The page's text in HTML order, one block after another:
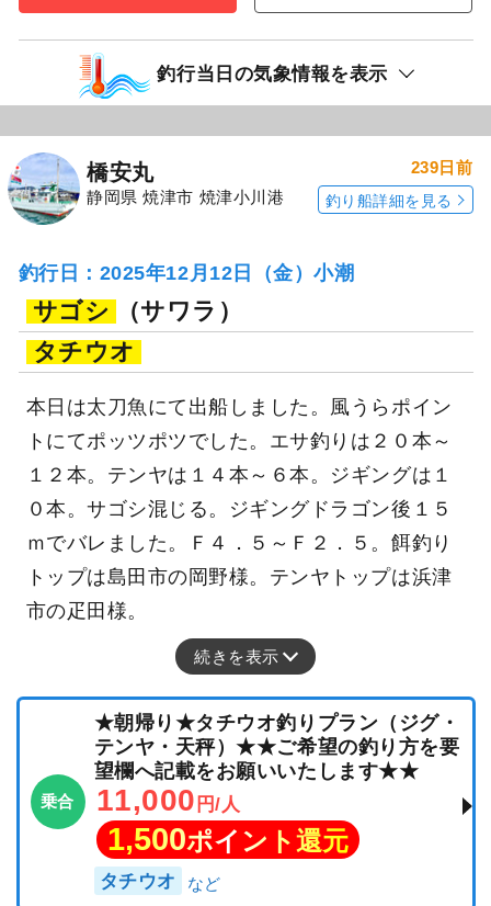
釣行当日の気象情報を表示
橋安丸
静岡県 焼津市 焼津小川港
239日前
釣り船詳細を見る
釣行日：2025年12月12日（金）小潮
サゴシ
（サワラ）
タチウオ
本日は太刀魚にて出船しました。風うらポイン
トにてポッツポツでした。エサ釣りは２０本～
１２本。テンヤは１４本～６本。ジギングは１
０本。サゴシ混じる。ジギングドラゴン後１５
ｍでバレました。Ｆ４．５～Ｆ２．５。餌釣り
トップは島田市の岡野様。テンヤトップは浜津
市の疋田様。
続きを表示
乗合
★朝帰り★タチウオ釣りプラン（ジグ・
テンヤ・天秤）★★ご希望の釣り方を要
望欄へ記載をお願いいたします★★
11,000 円/人
1,500ポイント還元
タチウオ